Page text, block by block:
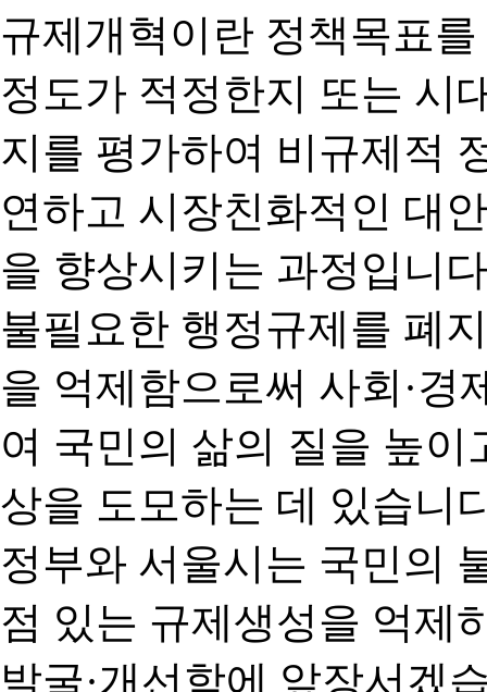
규제개혁이란 정책목표
정도가 적정한지 또는 시
지를 평가하여 비규제적
연하고 시장친화적인 대
을 향상시키는 과정입니
불필요한 행정규제를 폐
을 억제함으로써 사회·경
여 국민의 삶의 질을 높
상을 도모하는 데 있습니
정부와 서울시는 국민의
점 있는 규제생성을 억제
발굴·개선함에 앞장서겠